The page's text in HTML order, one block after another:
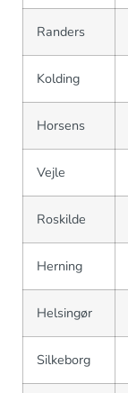
Randers
Kolding
Horsens
Vejle
Roskilde
Herning
Helsingør
Silkeborg